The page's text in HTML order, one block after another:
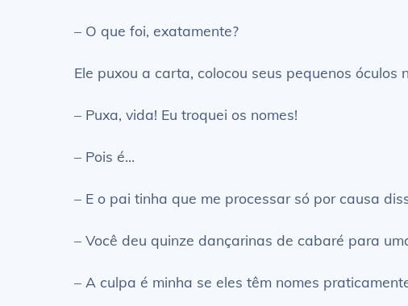
– O que foi, exatamente?
Ele puxou a carta, colocou seus pequenos óculos
– Puxa, vida! Eu troquei os nomes!
– Pois é…
– E o pai tinha que me processar só por causa
– Você deu quinze dançarinas de cabaré para
– A culpa é minha se eles têm nomes